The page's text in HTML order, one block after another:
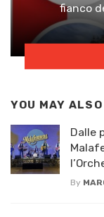
fianco
YOU MAY
Dalle
By